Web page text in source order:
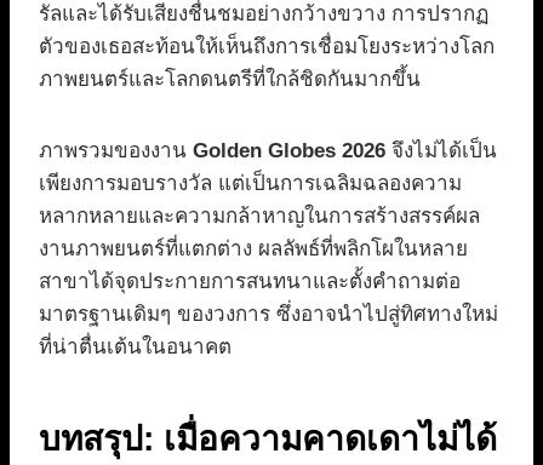
รัลและได้รับเสียงชื่นชมอย่างกว้างขวาง การปรากฏ
ตัวของเธอสะท้อนให้เห็นถึงการเชื่อมโยงระหว่างโลก
ภาพยนตร์และโลกดนตรีที่ใกล้ชิดกันมากขึ้น
ภาพรวมของงาน Golden Globes 2026 จึงไม่ได้เป็น
เพียงการมอบรางวัล แต่เป็นการเฉลิมฉลองความ
หลากหลายและความกล้าหาญในการสร้างสรรค์ผล
งานภาพยนตร์ที่แตกต่าง ผลลัพธ์ที่พลิกโผในหลาย
สาขาได้จุดประกายการสนทนาและตั้งคำถามต่อ
มาตรฐานเดิมๆ ของวงการ ซึ่งอาจนำไปสู่ทิศทางใหม่
ที่น่าตื่นเต้นในอนาคต
บทสรุป: เมื่อความคาดเดาไม่ได้